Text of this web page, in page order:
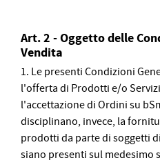
Art. 2 - Oggetto delle
Vendita
1. Le presenti Condizioni
l'offerta di Prodotti e/o
l'accettazione di Ordini su
disciplinano, invece, la
prodotti da parte di soggetti
siano presenti sul medesimo